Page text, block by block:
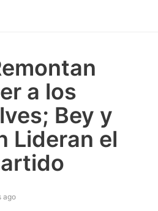
a los
Bey y
Lideran el
ago